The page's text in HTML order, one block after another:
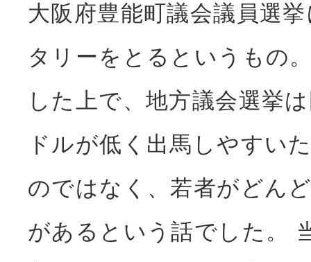
大阪府豊能町議会議員選
タリーをとるというもの
した上で、地方議会選挙
ドルが低く出馬しやすい
のではなく、若者がどん
があるという話でした。